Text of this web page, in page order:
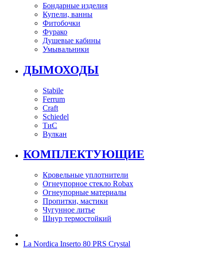
Бондарные изделия
Купели, ванны
Фитобочки
Фурако
Душевые кабины
Умывальники
ДЫМОХОДЫ
Stabile
Ferrum
Craft
Schiedel
ТиС
Вулкан
КОМПЛЕКТУЮЩИЕ
Кровельные уплотнители
Огнеупорное стекло Robax
Огнеупорные материалы
Пропитки, мастики
Чугунное литье
Шнур термостойкий
La Nordica Inserto 80 PRS Сrystal